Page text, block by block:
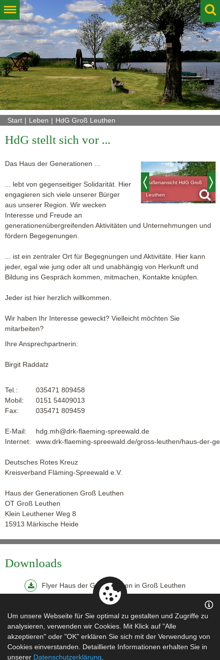
Start Leben HdG Groß Leuthen
HdG stellt sich vor ...
Außenansicht HdG Groß
Leuthen
Das Haus der Generationen ...
... lebt von gegenseitiger Solidarität. Hier
engagieren sich viele unserer Bürger
aus unserer Region. Wir wecken
Interesse und Freude an
generationenübergreifenden Aktivitäten und Unternehmungen und
fördern Begegenungen.
... ist ein zentraler Ort für Begegnungen und Aktivitäte. Hier kann
jeder, egal wie jung oder alt und unabhängig von Herkunft und
Bildung ins Gespräch kommen, mitmachen, Kontakte knüpfen.
Jeder ist hier herzlich willkommen.
Wir haben Ihr Interesse geweckt? Vielleicht möchten Sie
mitarbeiten?
Ihre Ansprechpartnerin:
Birgit Raddatz
Tel.:
035471 809458
Mobil:
0151 54409013
Fax:
035471 809459
E-Mail:
hdg.mh@drk-flaeming-spreewald.de
Internet:
www.drk-flaeming-spreewald.de/gross-leuthen/haus-der-
Deutsches Rotes Kreuz
Kreisverband Fläming-Spreewald e.V.
Haus der Generationen Groß Leuthen
OT Groß Leuthen
Klein Leuthener Weg 8
15913 Märkische Heide
Downloads
Flyer Haus der Generationen in Groß Leuthen
Links
Webiste: Haus der Generationen Groß Leuthen
Um unsere Webseite für Sie optimal zu gestalten und Zugriffe zu
analysieren, verwenden wir Cookies. Mit Klick auf "Alle
akzeptieren" oder "OK" erklären Sie sich mit der Verwendung von
Cookies einverstanden. Detaillierte Informationen erhalten Sie in
unserer Datenschutzerklärung